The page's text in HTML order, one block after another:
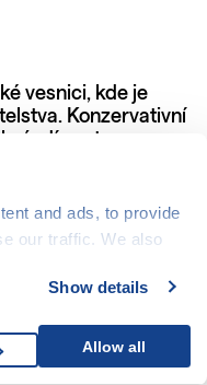
and ads, to provide
our traffic. We also
who may
use of their
Show details
Allow all
vesnici, kde je
Konzervativní
cestu se svou